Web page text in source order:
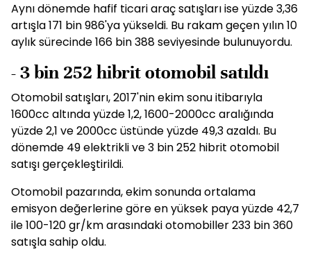
Aynı dönemde hafif ticari araç satışları ise yüzde 3,36
artışla 171 bin 986'ya yükseldi. Bu rakam geçen yılın 10
aylık sürecinde 166 bin 388 seviyesinde bulunuyordu.
- 3 bin 252 hibrit otomobil satıldı
Otomobil satışları, 2017'nin ekim sonu itibarıyla
1600cc altında yüzde 1,2, 1600-2000cc aralığında
yüzde 2,1 ve 2000cc üstünde yüzde 49,3 azaldı. Bu
dönemde 49 elektrikli ve 3 bin 252 hibrit otomobil
satışı gerçekleştirildi.
Otomobil pazarında, ekim sonunda ortalama
emisyon değerlerine göre en yüksek paya yüzde 42,7
ile 100-120 gr/km arasındaki otomobiller 233 bin 360
satışla sahip oldu.